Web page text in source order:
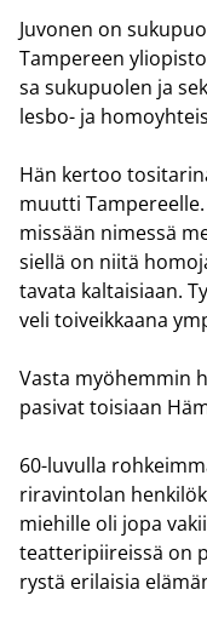
Ju­vo­nen on
Tam­pe­reen
sa su­ku­puo­len ja
lesbo-​ ja
Hän ker­too
muut­ti
mis­sään ni­mes­sä
siel­lä on niitä
ta­va­ta kal­tai­si­aan.
ve­li toi­veik­kaa­na
Vasta myö­hem­min
pa­si­vat toi­si­aan
60-​luvulla
ri­ra­vin­to­lan
mie­hil­le oli jopa
teat­te­ri­pii­reis­sä on
rys­tä eri­lai­sia